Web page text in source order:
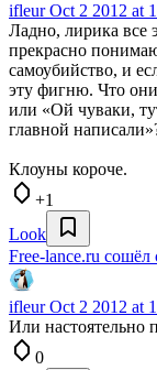
ifleurOct 2 2012 at
Ладно, лирика все
прекрасно
самоубийство, и
эту фигню. Что
или «Ой чуваки,
главной
Клоуны короче.
+1
Look
Free-lance.ru сошёл
ifleurOct 2 2012 at
Или настоятельно
0